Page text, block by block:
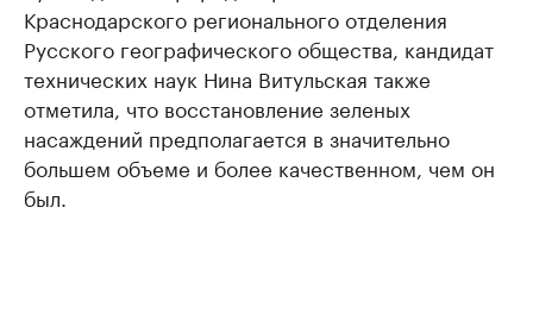
Краснодарского регионального отделения
Русского географического общества, кандидат
технических наук Нина Витульская также
отметила, что восстановление зеленых
насаждений предполагается в значительно
большем объеме и более качественном, чем он
был.